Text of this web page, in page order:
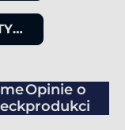
Opinie o
produkcie